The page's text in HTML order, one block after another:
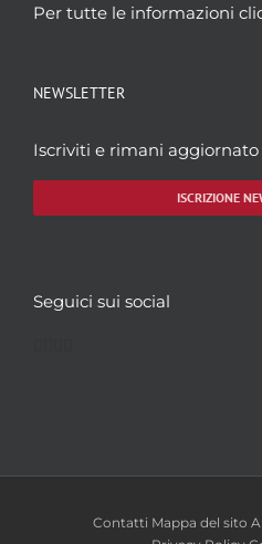
Per tutte le informazioni
NEWSLETTER
Iscriviti e rimani
ISCRIZIONE
Seguici sui social
Contatti Mappa del sito